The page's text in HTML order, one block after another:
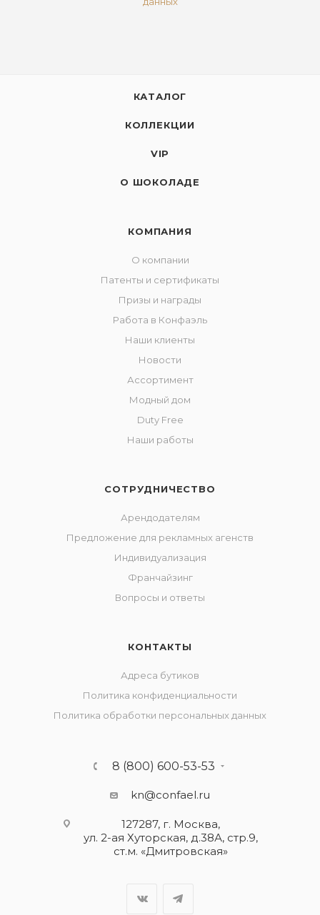
КАТАЛОГ
КОЛЛЕКЦИИ
VIP
О ШОКОЛАДЕ
КОМПАНИЯ
О компании
Патенты и сертификаты
Призы и награды
Работа в Конфаэль
Наши клиенты
Новости
Ассортимент
Модный дом
Duty Free
Наши работы
СОТРУДНИЧЕСТВО
Арендодателям
Предложение для рекламных агенств
Индивидуализация
Франчайзинг
Вопросы и ответы
КОНТАКТЫ
Адреса бутиков
Политика конфиденциальности
Политика обработки персональных данных
8 (800) 600-53-53
kn@confael.ru
127287, г. Москва,
ул. 2-ая Хуторская, д.38А, стр.9,
ст.м. «Дмитровская»